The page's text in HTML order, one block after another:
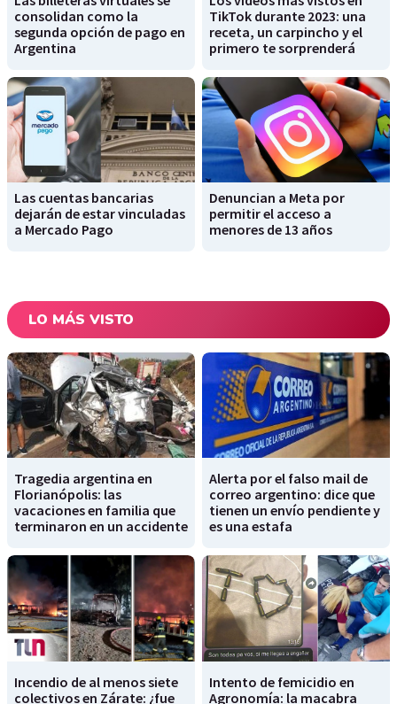
consolidan como la
segunda opción de pago en
Argentina
TikTok durante 2023: una
receta, un carpincho y el
primero te sorprenderá
Las cuentas bancarias
dejarán de estar vinculadas
a Mercado Pago
Denuncian a Meta por
permitir el acceso a
menores de 13 años
LO MÁS VISTO
Tragedia argentina en
Florianópolis: las
vacaciones en familia que
terminaron en un accidente
Alerta por el falso mail de
correo argentino: dice que
tienen un envío pendiente y
es una estafa
Incendio de al menos siete
colectivos en Zárate: ¿fue
Intento de femicidio en
Agronomía: la macabra